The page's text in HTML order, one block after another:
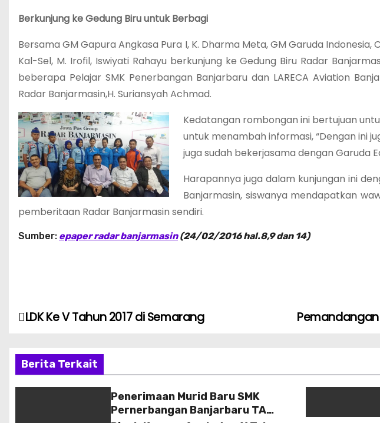
Berkunjung ke Gedung Biru untuk Berbagi
Bersama GM Gapura Angkasa Pura I, K. Dharma Meta, GM Garuda
Kal-Sel, M. Irofil, Iswiyati Rahayu berkunjung ke Gedung Biru Radar
beberapa Pelajar SMK Penerbangan Banjarbaru dan LARECA Aviation
Radar Banjarmasin,H. Suriansyah Achmad.
Kedatangan rombongan ini bertujuan
untuk menambah informasi, “Dengan ini
juga sudah bekerjasama dengan Garuda
Harapannya juga dalam kunjungan ini
Banjarmasin, siswanya mendapatkan
pemberitaan Radar Banjarmasin sendiri.
Sumber: epaper radar banjarmasin(24/02/2016 hal.8,9 dan 14)
N
v
Pemandangan
LDK Ke V Tahun 2017 di Semarang
Berita Terkait
Penerimaan Murid Baru SMK
Pernerbangan Banjarbaru TA